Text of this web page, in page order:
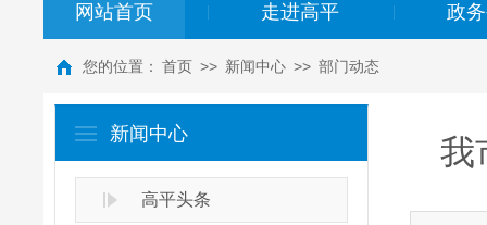
网站首页 走进高平 政
您的位置： 首页 >> 新闻中心 >> 部门动态
新闻中心
高平头条
我